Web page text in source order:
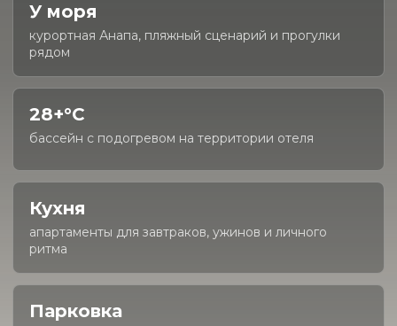
У моря
курортная Анапа, пляжный сценарий и прогулки
рядом
28+°C
бассейн с подогревом на территории отеля
Кухня
апартаменты для завтраков, ужинов и личного
ритма
Парковка